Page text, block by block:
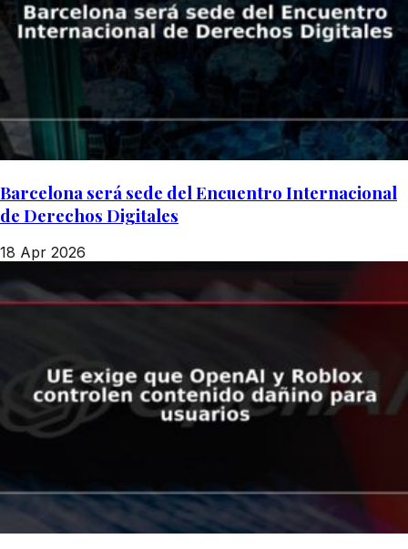
Barcelona será sede del Encuentro Internacional
de Derechos Digitales
18 Apr 2026